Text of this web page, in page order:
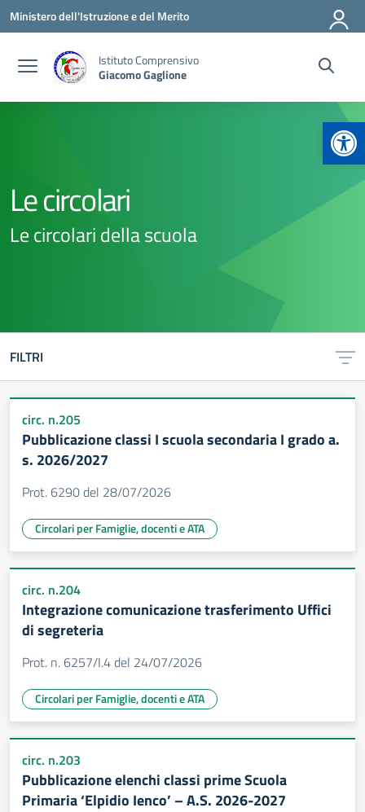
Vai ai contenuti
Vai al menu di navigazione
Vai al footer
Ministero dell'Istruzione e del Merito
Istituto Comprensivo
Giacomo Gaglione
Le circolari
Le circolari della scuola
FILTRI
circ. n.205
Pubblicazione classi I scuola secondaria I grado a.
s. 2026/2027
Prot. 6290 del 28/07/2026
Circolari per Famiglie, docenti e ATA
circ. n.204
Integrazione comunicazione trasferimento Uffici
di segreteria
Prot. n. 6257/I.4 del 24/07/2026
Circolari per Famiglie, docenti e ATA
circ. n.203
Pubblicazione elenchi classi prime Scuola
Primaria ‘Elpidio Ienco’ – A.S. 2026-2027